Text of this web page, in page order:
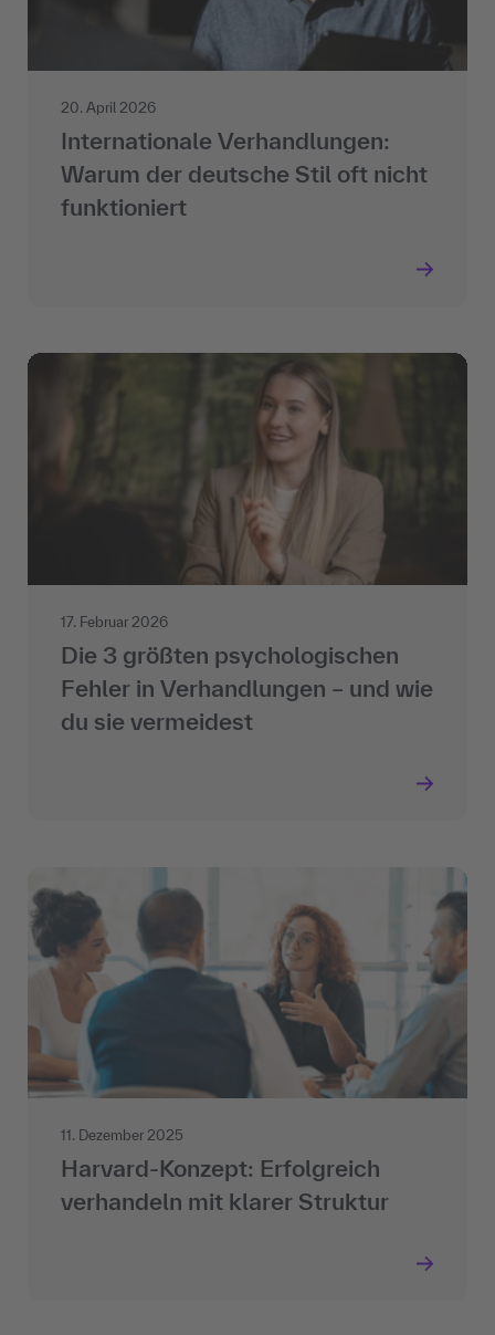
20. April 2026
Internationale Verhandlungen:
Warum der deutsche Stil oft nicht
funktioniert
17. Februar 2026
Die 3 größten psychologischen
Fehler in Verhandlungen – und wie
du sie vermeidest
11. Dezember 2025
Harvard-Konzept: Erfolgreich
verhandeln mit klarer Struktur